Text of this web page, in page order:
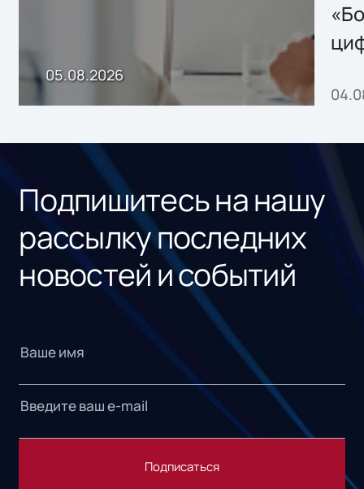
05.08.2026
Подпишитесь на нашу
рассылку последних
новостей и событий
Подписаться